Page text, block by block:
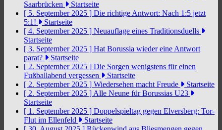
Saarbrücken
Startseite
[ 5. September 2025 ] Die richtige Antwort: Nach 1:5 jetzt
5:1!
Startseite
[ 4. September 2025 ] Neuauflage eines Traditionsduells
Startseite
[ 3. September 2025 ] Hat Borussia wieder eine Antwort
parat?
Startseite
[ 2. September 2025 ] Die Sorgen wenigstens für einen
Fußballabend vergessen
Startseite
[ 2. September 2025 ] Wiedersehen macht Freude
Startseite
[ 2. September 2025 ] Alle Neune für Borussias U23
Startseite
[ 1. September 2025 ] Doppelspieltag gegen Elversberg: Tor-
Flut im Ellenfeld
Startseite